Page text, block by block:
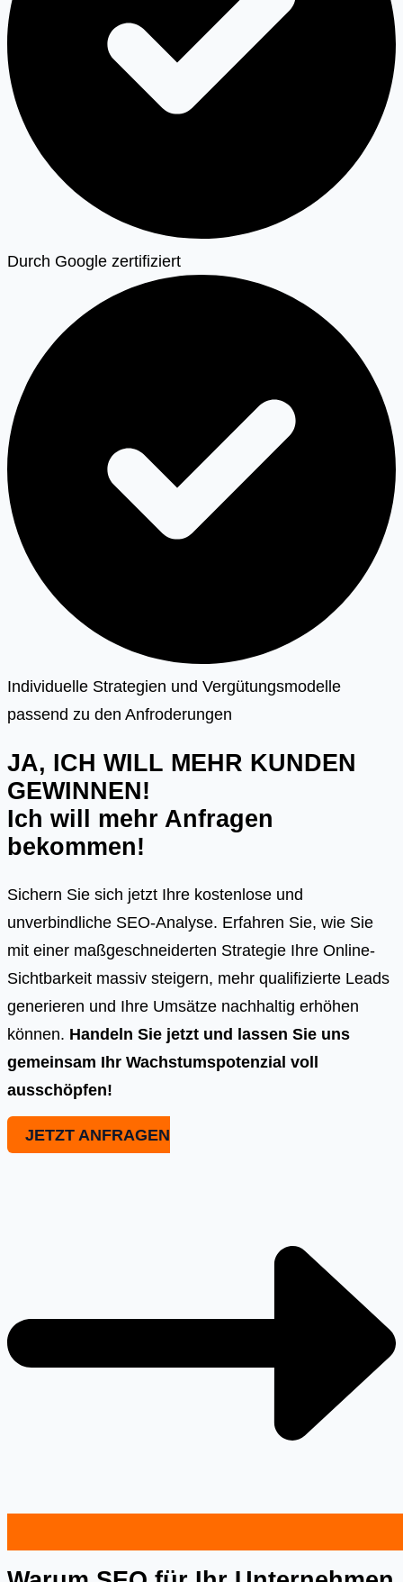
Durch Google zertifiziert
Individuelle Strategien und Vergütungsmodelle
passend zu den Anfroderungen
JA, ICH WILL MEHR KUNDEN
GEWINNEN!
Ich will mehr Anfragen
bekommen!
Sichern Sie sich jetzt Ihre kostenlose und
unverbindliche SEO-Analyse. Erfahren Sie, wie Sie
mit einer maßgeschneiderten Strategie Ihre Online-
Sichtbarkeit massiv steigern, mehr qualifizierte Leads
generieren und Ihre Umsätze nachhaltig erhöhen
können. Handeln Sie jetzt und lassen Sie uns
gemeinsam Ihr Wachstumspotenzial voll
ausschöpfen!
JETZT ANFRAGEN